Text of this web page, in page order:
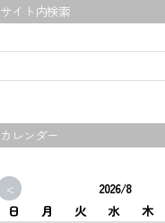
サイト内検索
カレンダー
<
2026/8
日
月 火 水 木